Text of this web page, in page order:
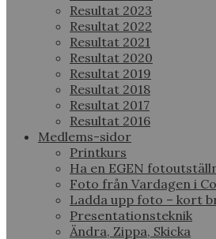
Resultat 2023
Resultat 2022
Resultat 2021
Resultat 2020
Resultat 2019
Resultat 2018
Resultat 2017
Resultat 2016
Medlems-sidor
Printkurs
Ha en EGEN
Foto från Vardagen i
Ladda upp foto – kort
Presentationsteknik
Ändra, Zippa, Skicka